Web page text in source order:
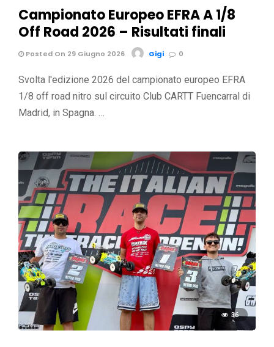
Campionato Europeo EFRA A 1/8
Off Road 2026 – Risultati finali
Posted On 29 Giugno 2026 Gigi 0
Svolta l'edizione 2026 del campionato europeo EFRA
1/8 off road nitro sul circuito Club CARTT Fuencarral di
Madrid, in Spagna. …
36